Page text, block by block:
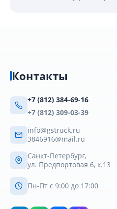
Контакты
+7 (812) 384-69-16
+7 (812) 309-03-39
info@gstruck.ru
3846916@mail.ru
Санкт-Петербург,
ул. Предпортовая 6, к.13
Пн-Пт с 9:00 до 17:00